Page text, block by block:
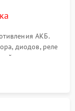
АКБ.
диодов, реле
поиск вздутых
плате.